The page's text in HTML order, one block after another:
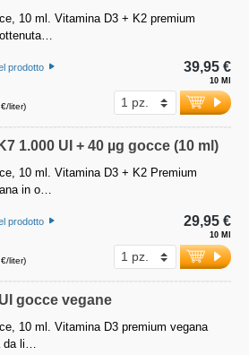
10 ml. Vitamina D3 + K2 premium
prodotto
liter)
10 Ml
39,95 €
1.000 UI + 40 µg gocce (10 ml)
10 ml. Vitamina D3 + K2 Premium
in o…
prodotto
liter)
10 Ml
29,95 €
gocce vegane
10 ml. Vitamina D3 premium vegana
da li…